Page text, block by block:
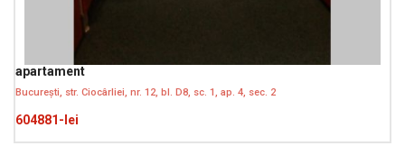
apartament
București, str. Ciocârliei, nr. 12, bl. D8, sc. 1, ap. 4, sec. 2
604881-lei